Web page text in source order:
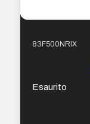
83F500NRIX
Esaurito